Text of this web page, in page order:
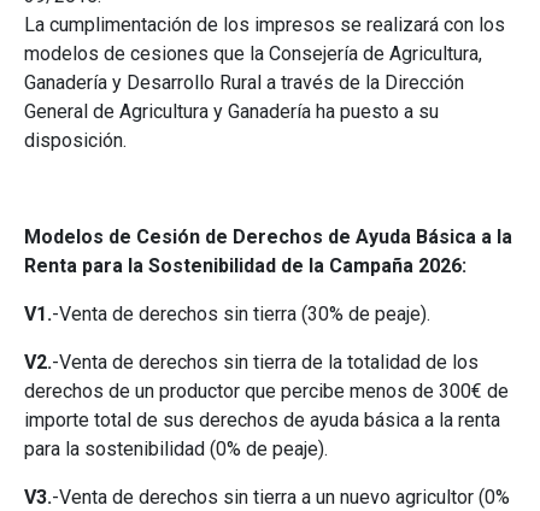
La cumplimentación de los impresos se realizará con los
modelos de cesiones que la Consejería de Agricultura,
Ganadería y Desarrollo Rural a través de la Dirección
General de Agricultura y Ganadería ha puesto a su
disposición.
Modelos de Cesión de Derechos de Ayuda Básica a la
Renta para la Sostenibilidad de la Campaña 2026:
V1.-Venta de derechos sin tierra (30% de peaje).
V2.-Venta de derechos sin tierra de la totalidad de los
derechos de un productor que percibe menos de 300€ de
importe total de sus derechos de ayuda básica a la renta
para la sostenibilidad (0% de peaje).
V3.-Venta de derechos sin tierra a un nuevo agricultor (0%